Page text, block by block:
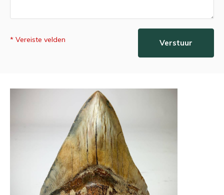
* Vereiste velden Verstuur